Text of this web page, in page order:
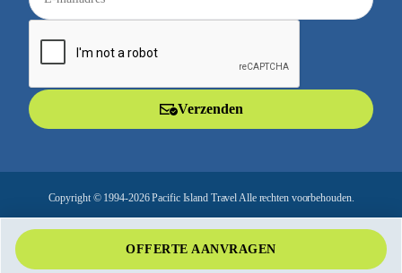
-
a
Verzenden
Copyright © 1994-2026 Pacific Island Travel Alle rechten voorbehouden.
OFFERTE AANVRAGEN